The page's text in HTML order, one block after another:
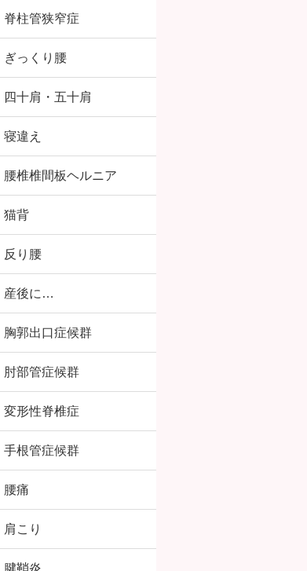
脊柱管狭窄症
ぎっくり腰
四十肩・五十肩
寝違え
腰椎椎間板ヘルニア
猫背
反り腰
産後に…
胸郭出口症候群
肘部管症候群
変形性脊椎症
手根管症候群
腰痛
肩こり
腱鞘炎